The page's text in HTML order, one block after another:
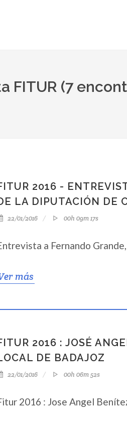
FITUR (7
2016 -
LA DIPUTACIÓN DE
22/01/2016 00h 09m 17s
a Fernando
más
2016 : JOSÉ
DE BADAJOZ
22/01/2016 00h 06m 52s
2016 : Jose Angel